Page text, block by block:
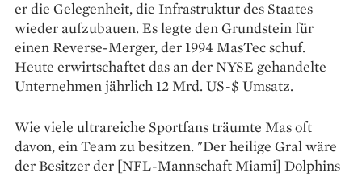
er die Gelegenheit, die Infrastruktur des Staates
wieder aufzubauen. Es legte den Grundstein für
einen Reverse-Merger, der 1994 MasTec schuf.
Heute erwirtschaftet das an der NYSE gehandelte
Unternehmen jährlich 12 Mrd. US-$ Umsatz.
Wie viele ultrareiche Sportfans träumte Mas oft
davon, ein Team zu besitzen. "Der heilige Gral wäre
der Besitzer der [NFL-Mannschaft Miami] Dolphins